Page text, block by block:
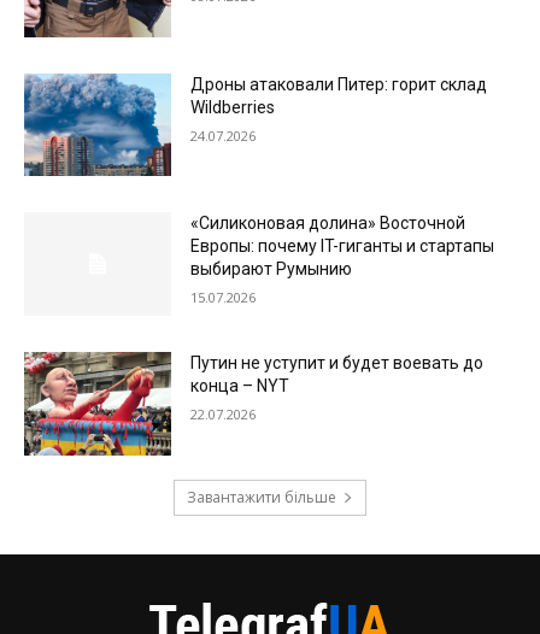
Дроны атаковали Питер: горит склад
Wildberries
24.07.2026
«Силиконовая долина» Восточной
Европы: почему IT-гиганты и стартапы
выбирают Румынию
15.07.2026
Путин не уступит и будет воевать до
конца – NYT
22.07.2026
Завантажити більше